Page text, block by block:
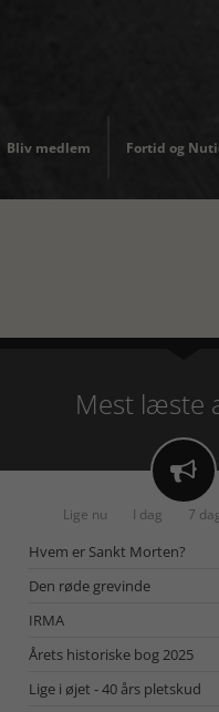
Bliv medlem Fortid og
Mest læste

Lige nu I dag 7
Hvem er Sankt Morten?
Den røde grevinde
IRMA
Årets historiske bog 2025
Lige i øjet - 40 års pletskud